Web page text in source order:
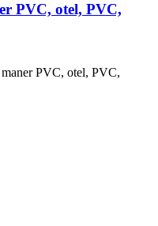
PVC, otel, PVC,
PVC, otel, PVC,